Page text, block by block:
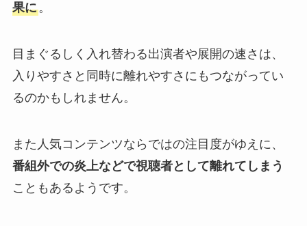
果に。
目まぐるしく入れ替わる出演者や展開の速さは、
入りやすさと同時に離れやすさにもつながってい
るのかもしれません。
また人気コンテンツならではの注目度がゆえに、
番組外での炎上などで視聴者として離れてしまう
こともあるようです。